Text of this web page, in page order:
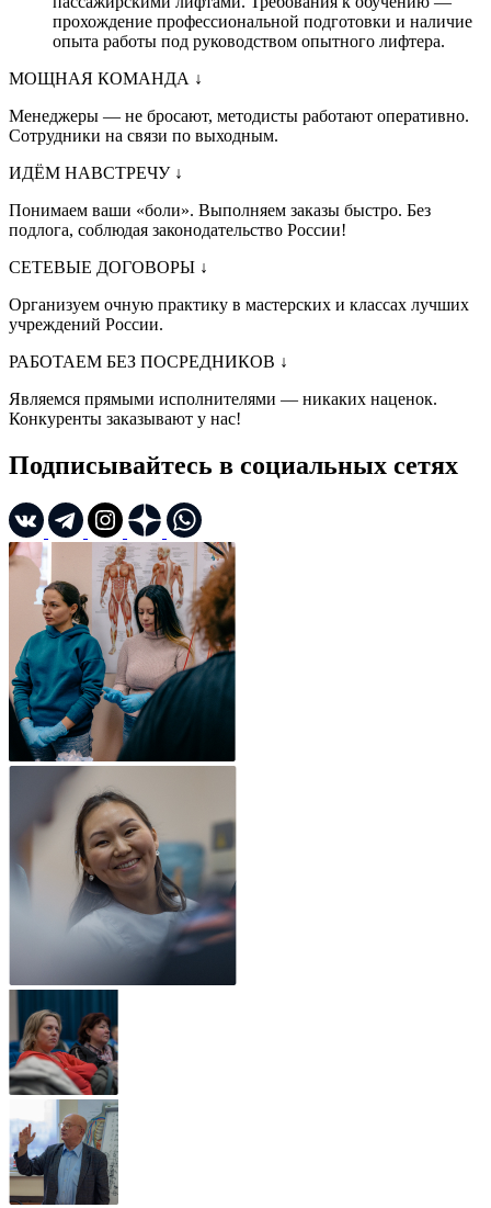
прохождение профессиональной подготовки и наличие
опыта работы под руководством опытного лифтера.
МОЩНАЯ КОМАНДА ↓
Менеджеры — не бросают, методисты работают оперативно.
Сотрудники на связи по выходным.
ИДЁМ НАВСТРЕЧУ ↓
Понимаем ваши «боли». Выполняем заказы быстро. Без
подлога, соблюдая законодательство России!
СЕТЕВЫЕ ДОГОВОРЫ ↓
Организуем очную практику в мастерских и классах лучших
учреждений России.
РАБОТАЕМ БЕЗ ПОСРЕДНИКОВ ↓
Являемся прямыми исполнителями — никаких наценок.
Конкуренты заказывают у нас!
Подписывайтесь в социальных сетях